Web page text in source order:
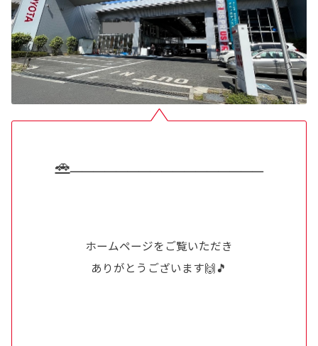
🚗
ホームページをご覧いただき
ありがとうございます🙌🎵